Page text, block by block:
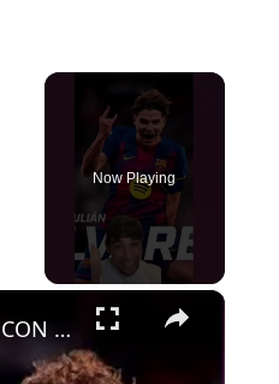
Now Playing
×
CABREADOS CON ALEMANY